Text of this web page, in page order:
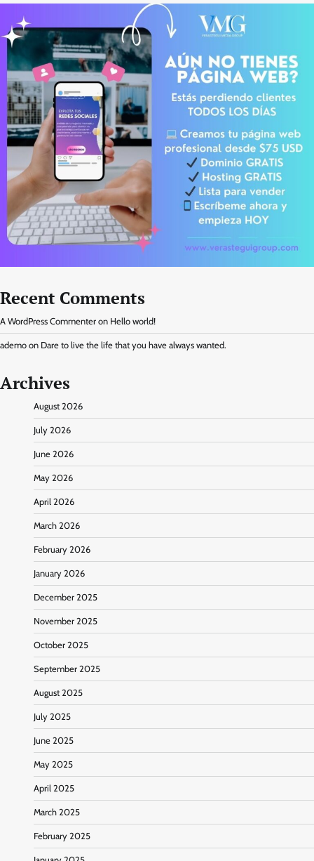
Recent Comments
A WordPress Commenter on Hello world!
ademo on Dare to live the life that you have always wanted.
Archives
August 2026
July 2026
June 2026
May 2026
April 2026
March 2026
February 2026
January 2026
December 2025
November 2025
October 2025
September 2025
August 2025
July 2025
June 2025
May 2025
April 2025
March 2025
February 2025